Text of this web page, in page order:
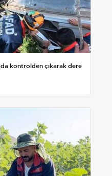
kontrolden çıkarak dere